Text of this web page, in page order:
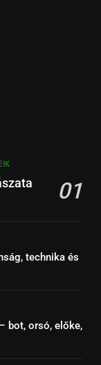
01
technika és
bot, orsó, előke,